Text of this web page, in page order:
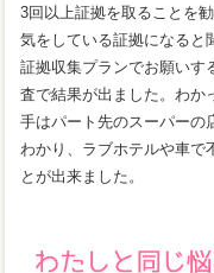
3回以上証拠を取ることを
気をしている証拠になると
証拠収集プランでお願いす
査で結果が出ました。わか
手はパート先のスーパーの
わかり、ラブホテルや車で
とが出来ました。